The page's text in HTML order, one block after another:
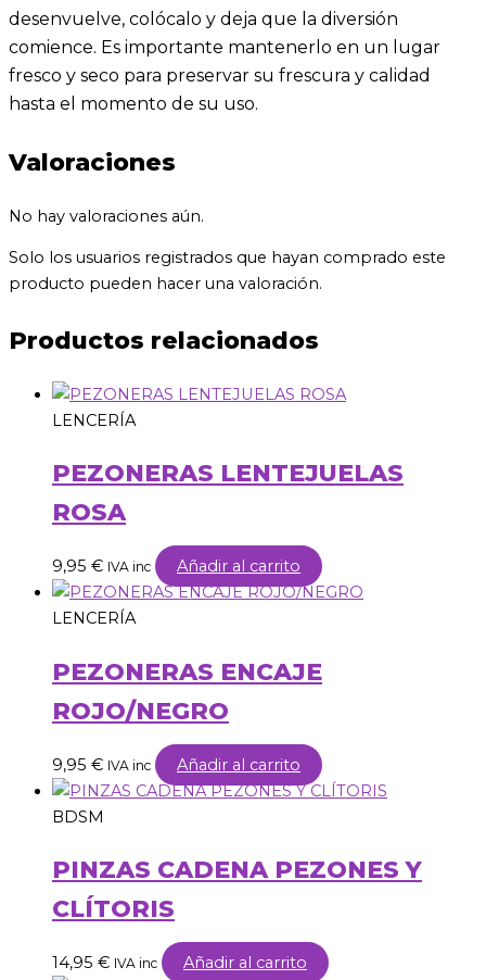
desenvuelve, colócalo y deja que la diversión
comience. Es importante mantenerlo en un lugar
fresco y seco para preservar su frescura y calidad
hasta el momento de su uso.
Valoraciones
No hay valoraciones aún.
Solo los usuarios registrados que hayan comprado este
producto pueden hacer una valoración.
Productos relacionados
LENCERÍA
PEZONERAS LENTEJUELAS
ROSA
9,95 € IVA inc Añadir al carrito
LENCERÍA
PEZONERAS ENCAJE
ROJO/NEGRO
9,95 € IVA inc Añadir al carrito
BDSM
PINZAS CADENA PEZONES Y
CLÍTORIS
14,95 € IVA inc Añadir al carrito